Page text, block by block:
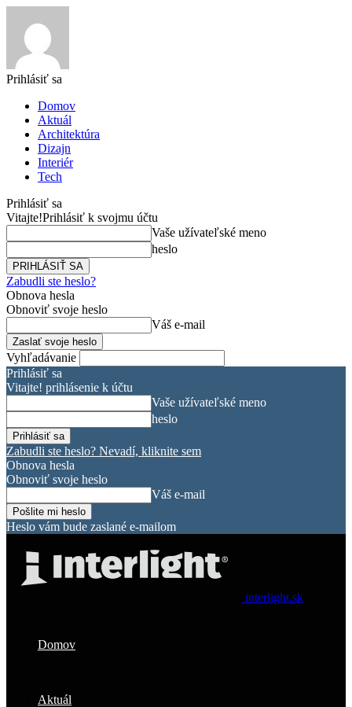
Prihlásiť sa
Domov
Aktuál
Architektúra
Dizajn
Interiér
Tech
Prihlásiť sa
Vitajte!Prihlásiť k svojmu účtu
Vaše užívateľské meno
heslo
Zabudli ste heslo?
Obnova hesla
Obnoviť svoje heslo
Váš e-mail
Vyhľadávanie
Prihlásiť sa
Vitajte! prihlásenie k účtu
Vaše užívateľské meno
heslo
Zabudli ste heslo? Nevadí, kliknite sem
Obnova hesla
Obnoviť svoje heslo
Váš e-mail
Heslo vám bude zaslané e-mailom
interlight.sk
Domov
Aktuál